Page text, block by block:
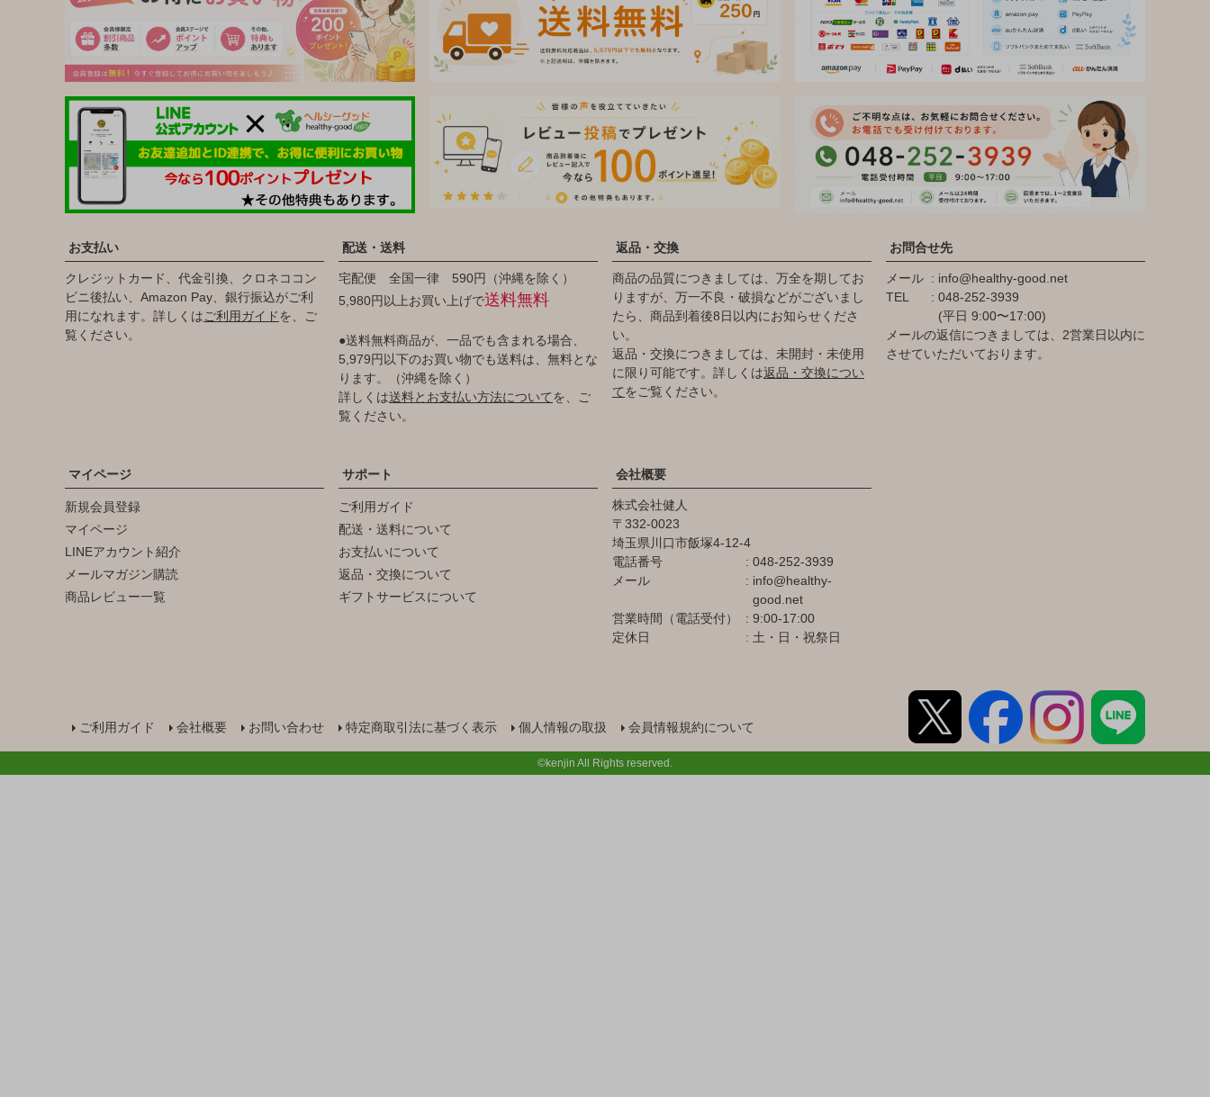
お支払い
クレジットカード、代金引換、クロネココン
ビニ後払い、Amazon Pay、銀行振込がご利
用になれます。詳しくはご利用ガイドを、ご
覧ください。
配送・送料
宅配便 全国一律 590円（沖縄を除く）
5,980円以上お買い上げで送料無料
●送料無料商品が、一品でも含まれる場合、
5,979円以下のお買い物でも送料は、無料とな
ります。（沖縄を除く）
詳しくは送料とお支払い方法についてを、ご
覧ください。
返品・交換
商品の品質につきましては、万全を期してお
りますが、万一不良・破損などがございまし
たら、商品到着後8日以内にお知らせくださ
い。
返品・交換につきましては、未開封・未使用
に限り可能です。詳しくは返品・交換につい
てをご覧ください。
お問合せ先
メール
info@healthy-good.net
TEL
048-252-3939
(平日 9:00〜17:00)
メールの返信につきましては、2営業日以内に
させていただいております。
マイページ
新規会員登録
マイページ
LINEアカウント紹介
メールマガジン購読
商品レビュー一覧
サポート
ご利用ガイド
配送・送料について
お支払いについて
返品・交換について
ギフトサービスについて
会社概要
株式会社健人
332-0023
埼玉県川口市飯塚4-12-4
電話番号
048-252-3939
メール
info@healthy-
good.net
営業時間（電話受付）
9:00-17:00
定休日
土・日・祝祭日
ご利用ガイド 会社概要 お問い合わせ 特定商取引法に基づく表示 個人情報の取扱 会員情報規約について
©kenjin All Rights reserved.